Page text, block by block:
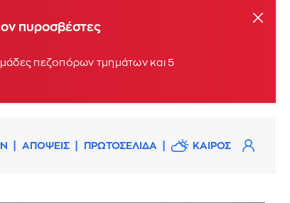
πυροσβέστες
πεζοπόρων τμημάτων και 5
ΑΠΟΨΕΙΣ ΠΡΩΤΟΣΕΛΙΔΑ ΚΑΙΡΟΣ